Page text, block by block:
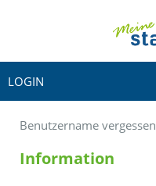
LOGIN
Benutzername vergessen
Information